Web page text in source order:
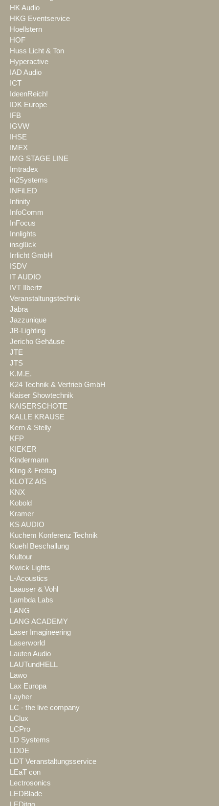
HK Audio
HKG Eventservice
Hoellstern
HOF
Huss Licht & Ton
Hyperactive
IAD Audio
ICT
IdeenReich!
IDK Europe
IFB
IGVW
IHSE
IMEX
IMG STAGE LINE
Imtradex
in2Systems
INFiLED
Infinity
InfoComm
InFocus
Innlights
insglück
Irrlicht GmbH
ISDV
IT AUDIO
IVT Ilbertz
Veranstaltungstechnik
Jabra
Jazzunique
JB-Lighting
Jericho Gehäuse
JTE
JTS
K.M.E.
K24 Technik & Vertrieb GmbH
Kaiser Showtechnik
KAISERSCHOTE
KALLE KRAUSE
Kern & Stelly
KFP
KIEKER
Kindermann
Kling & Freitag
KLOTZ AIS
KNX
Kobold
Kramer
KS AUDIO
Kuchem Konferenz Technik
Kuehl Beschallung
Kultour
Kwick Lights
L-Acoustics
Laauser & Vohl
Lambda Labs
LANG
LANG ACADEMY
Laser Imagineering
Laserworld
Lauten Audio
LAUTundHELL
Lawo
Lax Europa
Layher
LC - the live company
LClux
LCPro
LD Systems
LDDE
LDT Veranstaltungsservice
LEaT con
Lectrosonics
LEDBlade
LEDitgo